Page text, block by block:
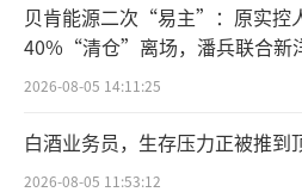
该债券在发行结束满
持有人陆续开始转股。至
时间，“25华邦EB”已全
额归零。
贝肯能源二次“易主”：原实控
40%“清仓”离场，潘兵联合新
宏科百世拟入主
2026-08-05 14:11:25
白酒业务员，生存压力正被推到
2026-08-05 11:53:12